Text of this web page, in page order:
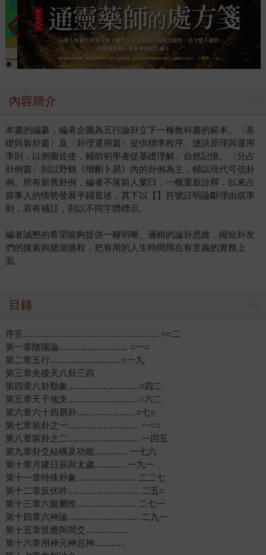
內容簡介
本書的編纂，編者企圖為五行論卦立下一種教科書的範本。〈基
礎與裝卦篇〉及〈卦理運用篇〉提供標準程序、捷訣原理與運用
準則，以例圖佐使，輔助初學者從基礎理解、自然記憶。〈分占
卦例篇〉則以野鶴《增刪卜易》內的卦例為主，輔以現代可信卦
例。所有新舊卦例，編者不落前人窠臼，一概重新詮釋，以來占
當事人的情勢發展平鋪直述，其下以【】符號註明論斷理由或準
則，若有補註，則以不同字體標示。
編者誠懇的希望能夠提供一種明晰、邏輯的論卦思維，縮短卦友
們的摸索與臆測過程，把有用的人生時間用在有意義的實務上
面。
目錄
序言......................................................... ○○二
第一章陰陽論............................. ○一○
第二章五行..............................○一九
第三章先後天八卦三四
第四章八卦類象..............................○四二
第五章天干地支..............................○六二
第六章六十四易卦.........................○七○
第七章裝卦之一.............................. 一○○
第八章裝卦之二.............................. 一四五
第九章卦爻結構及功能.............. 一七六
第十章月建日辰與太歲............. 一九一
第十一章特殊卦象......................... 二二七
第十二章反伏吟.............................. 二五○
第十三章六親屬性......................... 二七一
第十四章六神論.............................. 二九一
第十五章世應與間爻..................
第十六章用神元神忌神.............